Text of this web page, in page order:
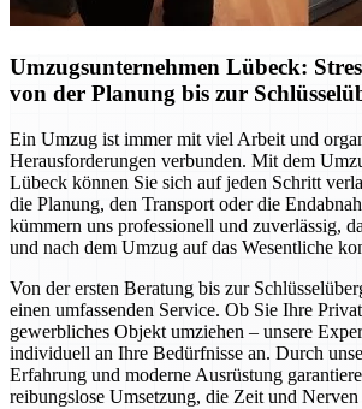
Umzugsunternehmen Lübeck:
von der Planung bis zur
Ein Umzug ist immer mit viel Arbeit und
Herausforderungen verbunden. Mit dem
Lübeck können Sie sich auf jeden Schritt
die Planung, den Transport oder die
kümmern uns professionell und zuverlässig,
und nach dem Umzug auf das Wesentliche
Von der ersten Beratung bis zur
einen umfassenden Service. Ob Sie Ihre
gewerbliches Objekt umziehen – unsere
individuell an Ihre Bedürfnisse an. Durch
Erfahrung und moderne Ausrüstung
reibungslose Umsetzung, die Zeit und Nerven